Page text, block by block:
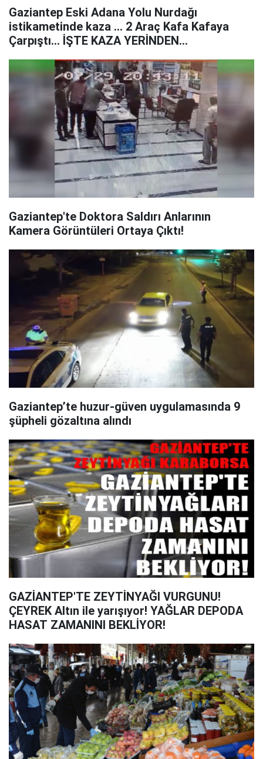
Gaziantep Eski Adana Yolu Nurdağı
istikametinde kaza ... 2 Araç Kafa Kafaya
Çarpıştı... İŞTE KAZA YERİNDEN
Gaziantep'te Doktora Saldırı Anlarının
Kamera Görüntüleri Ortaya Çıktı!
Gaziantep’te huzur-güven uygulamasında 9
şüpheli gözaltına alındı
GAZİANTEP'TE ZEYTİNYAĞI VURGUNU!
ÇEYREK Altın ile yarışıyor! YAĞLAR DEPODA
HASAT ZAMANINI BEKLİYOR!